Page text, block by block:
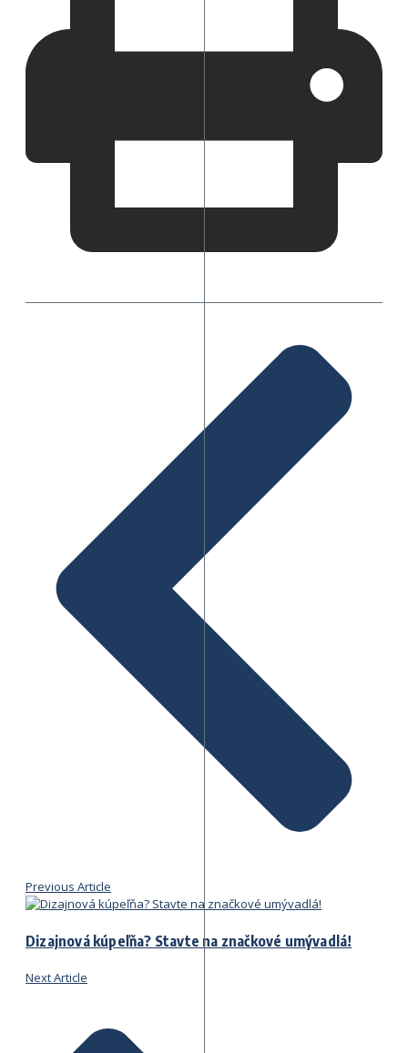
Previous Article
Dizajnová kúpeľňa? Stavte na značkové umývadlá!
Next Article